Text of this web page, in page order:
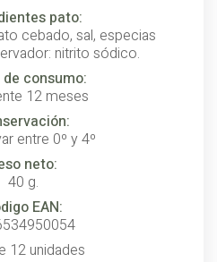
pato:
cebado, sal, especias
nitrito sódico.
consumo:
12 meses
entre 0º y 4º
neto:
40 g.
EAN:
12 unidades